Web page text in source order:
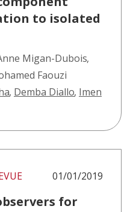
to isolated
Migan-Dubois,
Faouzi
, Demba Diallo, Imen
01/01/2019
for